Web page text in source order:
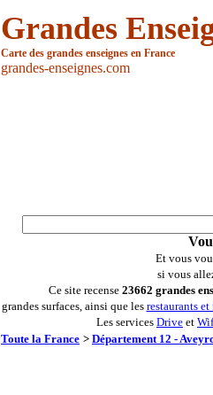
Grandes
Carte des grandes enseignes en France
grandes-enseignes.com
Et vous
si vous
Ce site recense 23662 grandes
grandes surfaces, ainsi que les restaurants
Les services Drive et
Toute la France > Département 12 -